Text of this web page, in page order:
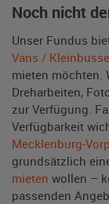
Noch nicht
Unser Fundus
Vans /
mieten möchten.
Dreharbeiten,
zur Verfügung.
Verfügbarkeit
Mecklenburg-
grundsätzlich
mieten wollen –
passenden